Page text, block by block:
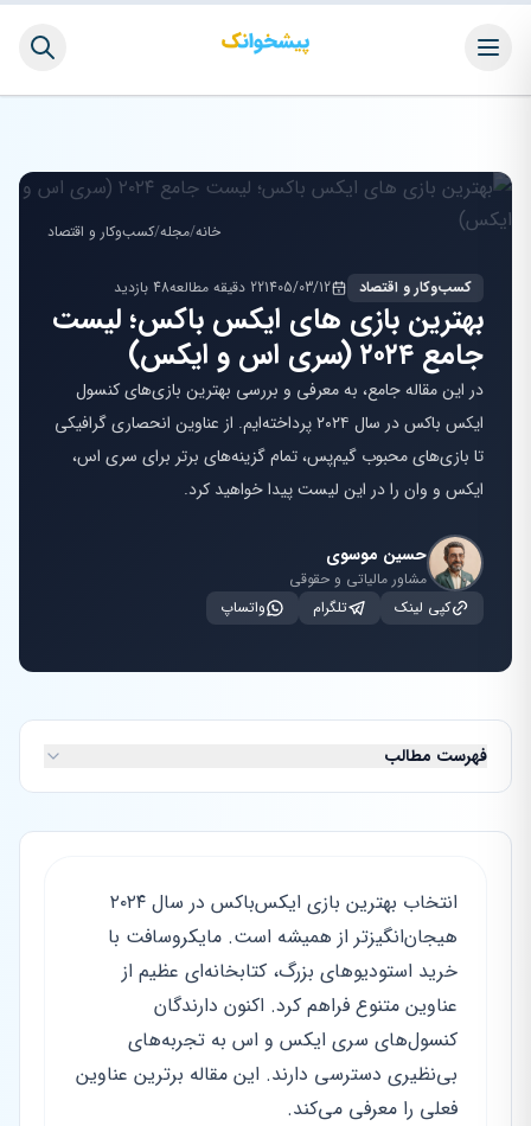
خانه/مجله/کسب‌وکار و اقتصاد
کسب‌وکار و اقتصاد 1405/03/1222 دقیقه مطالعه 48 بازدید
بهترین بازی های ایکس باکس؛ لیست
جامع ۲۰۲۴ (سری اس و ایکس)
در این مقاله جامع، به معرفی و بررسی بهترین بازی‌های کنسول
ایکس باکس در سال ۲۰۲۴ پرداخته‌ایم. از عناوین انحصاری گرافیکی
تا بازی‌های محبوب گیم‌پس، تمام گزینه‌های برتر برای سری اس،
ایکس و وان را در این لیست پیدا خواهید کرد.
حسین موسوی
مشاور مالیاتی و حقوقی
کپی لینک
تلگرام واتساپ
فهرست مطالب
انتخاب بهترین بازی ایکس‌باکس در سال ۲۰۲۴
هیجان‌انگیزتر از همیشه است. مایکروسافت با
خرید استودیوهای بزرگ، کتابخانه‌ای عظیم از
عناوین متنوع فراهم کرد. اکنون دارندگان
کنسول‌های سری ایکس و اس به تجربه‌های
بی‌نظیری دسترسی دارند. این مقاله برترین عناوین
فعلی را معرفی می‌کند.